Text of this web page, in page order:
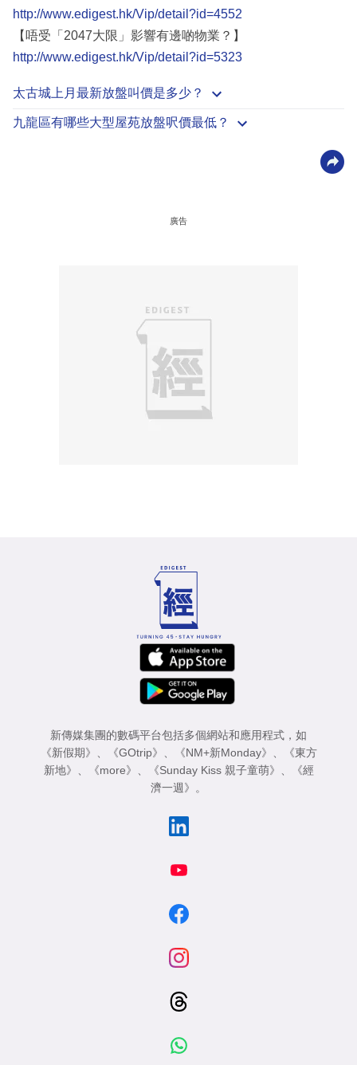
http://www.edigest.hk/Vip/detail?id=4552
【唔受「2047大限」影響有邊啲物業？】
http://www.edigest.hk/Vip/detail?id=5323
太古城上月最新放盤叫價是多少？
九龍區有哪些大型屋苑放盤呎價最低？
廣告
新傳媒集團的數碼平台包括多個網站和應用程式，如
《新假期》
《GOtrip》 《NM+新Monday》
《東方
新地》
《more》 《Sunday Kiss 親子童萌》
《經
濟一週》
。